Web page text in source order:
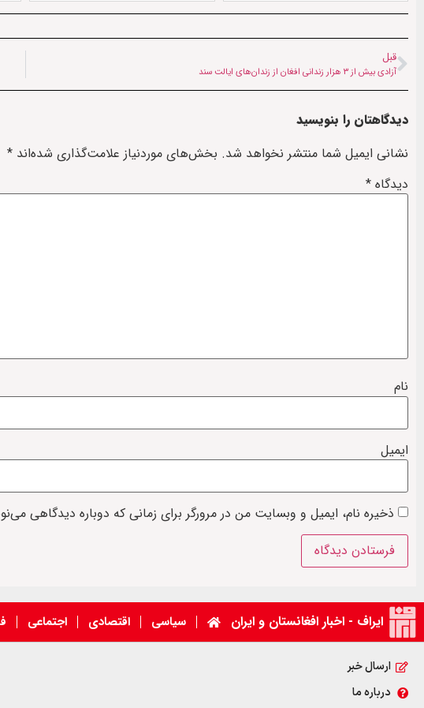
قبل
آزادی بیش از ۳ هزار زندانی افغان از زندان‌های ایالت سند
دیدگاهتان را بنویسید
نشانی ایمیل شما منتشر نخواهد شد. بخش‌های موردنیاز علامت‌گذاری شده‌اند *
دیدگاه *
نام
ایمیل
ذخیره نام، ایمیل و وبسایت من در مرورگر برای زمانی که دوباره دیدگاهی
ایراف - اخبار افغانستان و ایران سیاسی اقتصادی اجتماعی
ارسال خبر
درباره ما